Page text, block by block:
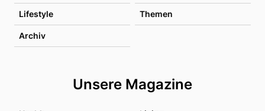
Lifestyle Themen
Archiv
Unsere Magazine